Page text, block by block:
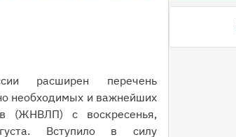
расширен перечень
необходимых и важнейших
(ЖНВЛП) с воскресенья,
Вступило в силу